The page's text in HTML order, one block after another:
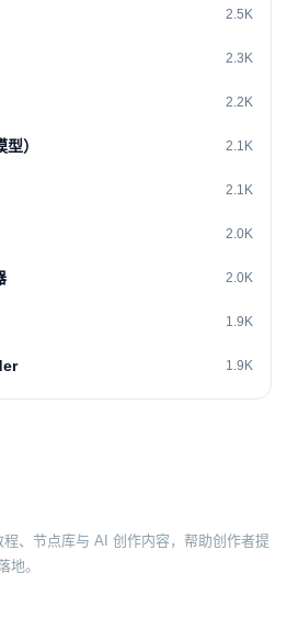
2.5K
2.3K
2.2K
） 2.1K
2.1K
2.0K
2.0K
1.9K
1.9K
、节点库与 AI 创作内容，帮助创作者提
地。